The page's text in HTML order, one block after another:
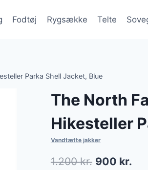
Fodtøj Rygsække Telte
Parka Shell Jacket, Blue
The North
Hikesteller
Vandtætte jakker
1.200kr. Den
900 kr.